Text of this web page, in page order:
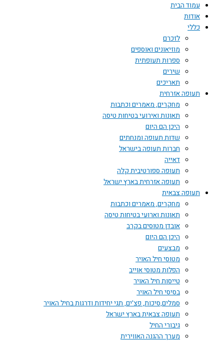
עמוד הבית
אודות
כללי
לזכרם
מוזיאונים ואוספים
ספרות תעופתית
שירים
תאריכים
תעופה אזרחית
מחקרים, מאמרים וכתבות
תאונות ואירועי בטיחות טיסה
היכן הם היום
שדות תעופה ומנחתים
חברות תעופה בישראל
דאייה
תעופה ספורטיבית קלה
תעופה אזרחית בארץ ישראל
תעופה צבאית
מחקרים, מאמרים וכתבות
תאונות וארועי בטיחות טיסה
אובדן מטוסים בקרב
היכן הם היום
מבצעים
מטוסי חיל האויר
הפלות מטוסי אוייב
טייסות חיל האויר
בסיסי חיל האויר
סמלים,סיכות, פצ'ים, תגי יחידות ודרגות בחיל האויר
תעופה צבאית בארץ ישראל
גיבורי החיל
מערך ההגנה האווירית